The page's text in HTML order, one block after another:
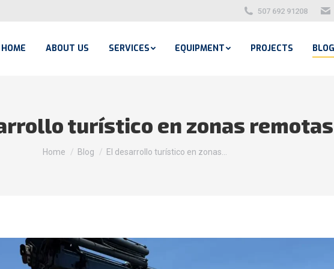
507 692 91208
HOME ABOUT US SERVICES EQUIPMENT PROJECTS BLOG
turístico en zonas remotas
You are here:
Home Blog El desarrollo turístico en zonas…